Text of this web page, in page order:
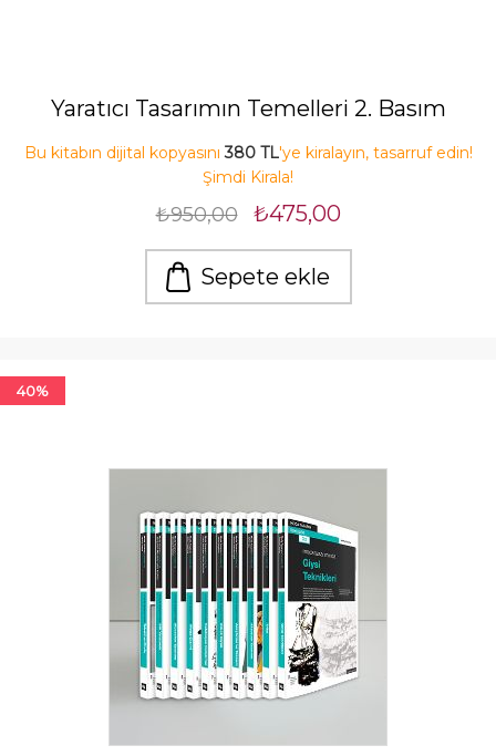
Yaratıcı Tasarımın Temelleri 2. Basım
Bu kitabın dijital kopyasını380 TL'ye kiralayın, tasarruf edin!
Şimdi Kirala!
₺950,00 ₺475,00
Sepete ekle
40%